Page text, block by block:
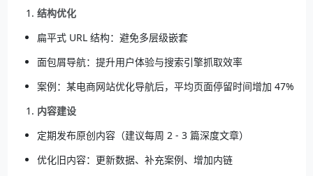
结构优化
扁平式 URL 结构：避免多层级嵌套
面包屑导航：提升用户体验与搜索引擎抓取效率
案例：某电商网站优化导航后，平均页面停留时间增加 47%
内容建设
定期发布原创内容（建议每周 2 - 3 篇深度文章）
优化旧内容：更新数据、补充案例、增加内链